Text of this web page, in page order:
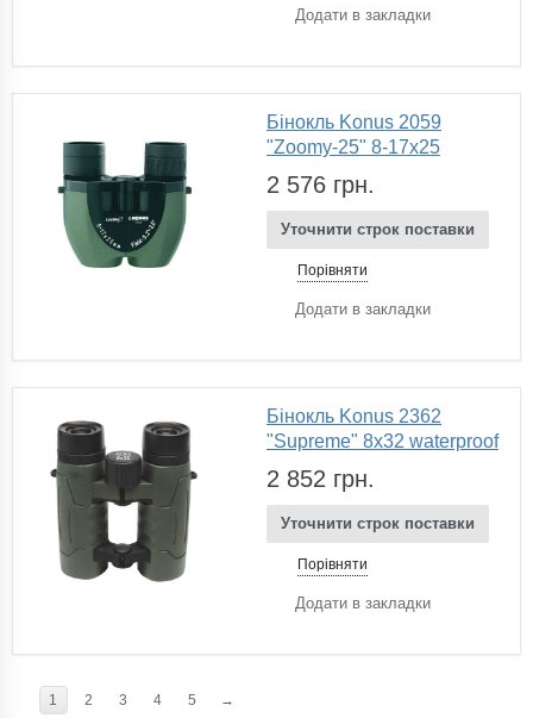
Додати в закладки
Бінокль Konus 2059
"Zoomy-25" 8-17x25
2 576 грн.
Уточнити строк поставки
Порівняти
Додати в закладки
Бінокль Konus 2362
"Supreme" 8x32 waterproof
2 852 грн.
Уточнити строк поставки
Порівняти
Додати в закладки
1 2 3 4 5 →